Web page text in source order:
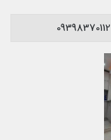
09398370112